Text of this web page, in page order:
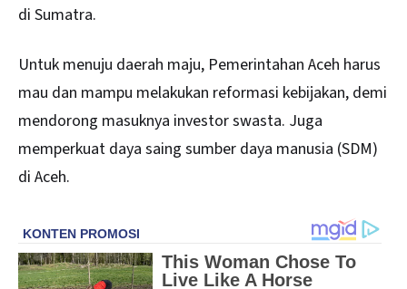
di Sumatra.
Untuk menuju daerah maju, Pemerintahan Aceh harus
mau dan mampu melakukan reformasi kebijakan, demi
mendorong masuknya investor swasta. Juga
memperkuat daya saing sumber daya manusia (SDM)
di Aceh.